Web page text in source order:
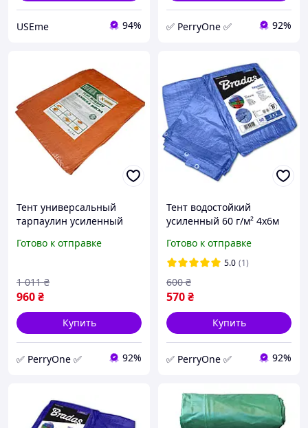
USEme 94% ✅ PerryOne ✅ 92%
Тент универсальный
тарпаулин усиленный
строительный
(shad-ТЕНТ00050)
Готово к отправке
960₴
1 011 ₴
Купить
✅ PerryOne ✅ 92%
Тент водостойкий
усиленный 60 г/м² 4х6м
палатки с кольцами
bradas синий (br-PL4/6)
PER
Готово к отправке
5.0 (1)
570₴
600 ₴
Купить
✅ PerryOne ✅ 92%